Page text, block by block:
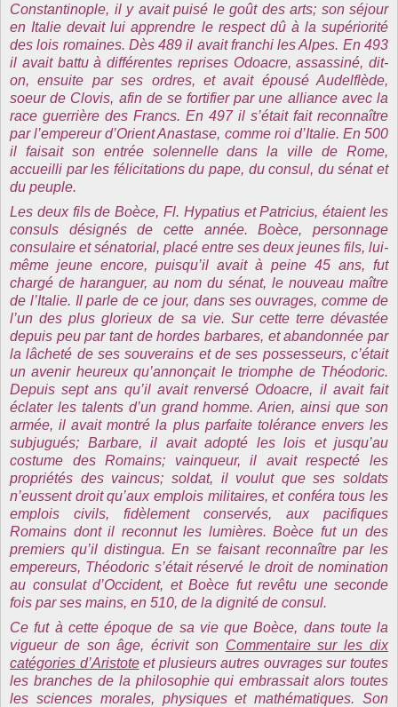
Constantinople, il y avait puisé le goût des arts; son séjour
en Italie devait lui apprendre le respect dû à la supériorité
des lois romaines. Dès 489 il avait franchi les Alpes. En 493
il avait battu à différentes reprises Odoacre, assassiné, dit-
on, ensuite par ses ordres, et avait épousé Audelflède,
soeur de Clovis, afin de se fortifier par une alliance avec la
race guerrière des Francs. En 497 il s’était fait reconnaître
par l’empereur d’Orient Anastase, comme roi d’Italie. En 500
il faisait son entrée solennelle dans la ville de Rome,
accueilli par les félicitations du pape, du consul, du sénat et
du peuple.
Les deux fils de Boèce, Fl. Hypatius et Patricius, étaient les
consuls désignés de cette année. Boèce, personnage
consulaire et sénatorial, placé entre ses deux jeunes fils, lui-
même jeune encore, puisqu’il avait à peine 45 ans, fut
chargé de haranguer, au nom du sénat, le nouveau maître
de l’Italie. Il parle de ce jour, dans ses ouvrages, comme de
l’un des plus glorieux de sa vie. Sur cette terre dévastée
depuis peu par tant de hordes barbares, et abandonnée par
la lâcheté de ses souverains et de ses possesseurs, c’était
un avenir heureux qu’annonçait le triomphe de Théodoric.
Depuis sept ans qu’il avait renversé Odoacre, il avait fait
éclater les talents d’un grand homme. Arien, ainsi que son
armée, il avait montré la plus parfaite tolérance envers les
subjugués; Barbare, il avait adopté les lois et jusqu’au
costume des Romains; vainqueur, il avait respecté les
propriétés des vaincus; soldat, il voulut que ses soldats
n’eussent droit qu’aux emplois militaires, et conféra tous les
emplois civils, fidèlement conservés, aux pacifiques
Romains dont il reconnut les lumières. Boèce fut un des
premiers qu’il distingua. En se faisant reconnaître par les
empereurs, Théodoric s’était réservé le droit de nomination
au consulat d’Occident, et Boèce fut revêtu une seconde
fois par ses mains, en 510, de la dignité de consul.
Ce fut à cette époque de sa vie que Boèce, dans toute la
vigueur de son âge, écrivit son Commentaire sur les dix
catégories d’Aristoteet plusieurs autres ouvrages sur toutes
les branches de la philosophie qui embrassait alors toutes
les sciences morales, physiques et mathématiques. Son